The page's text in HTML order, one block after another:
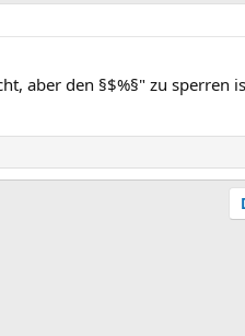
aber den §$%§" zu sperren